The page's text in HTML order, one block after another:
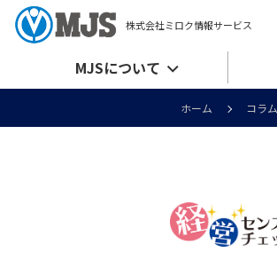
株式会社ミロク情報サービス
MJSについて
ホーム コラ